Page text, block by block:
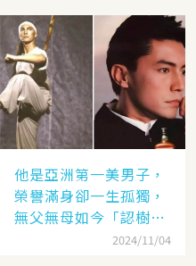
他是亞洲第一美男子，
榮譽滿身卻一生孤獨，
無父無母如今「認樹為
祖父母」：太凄涼2024/11/04